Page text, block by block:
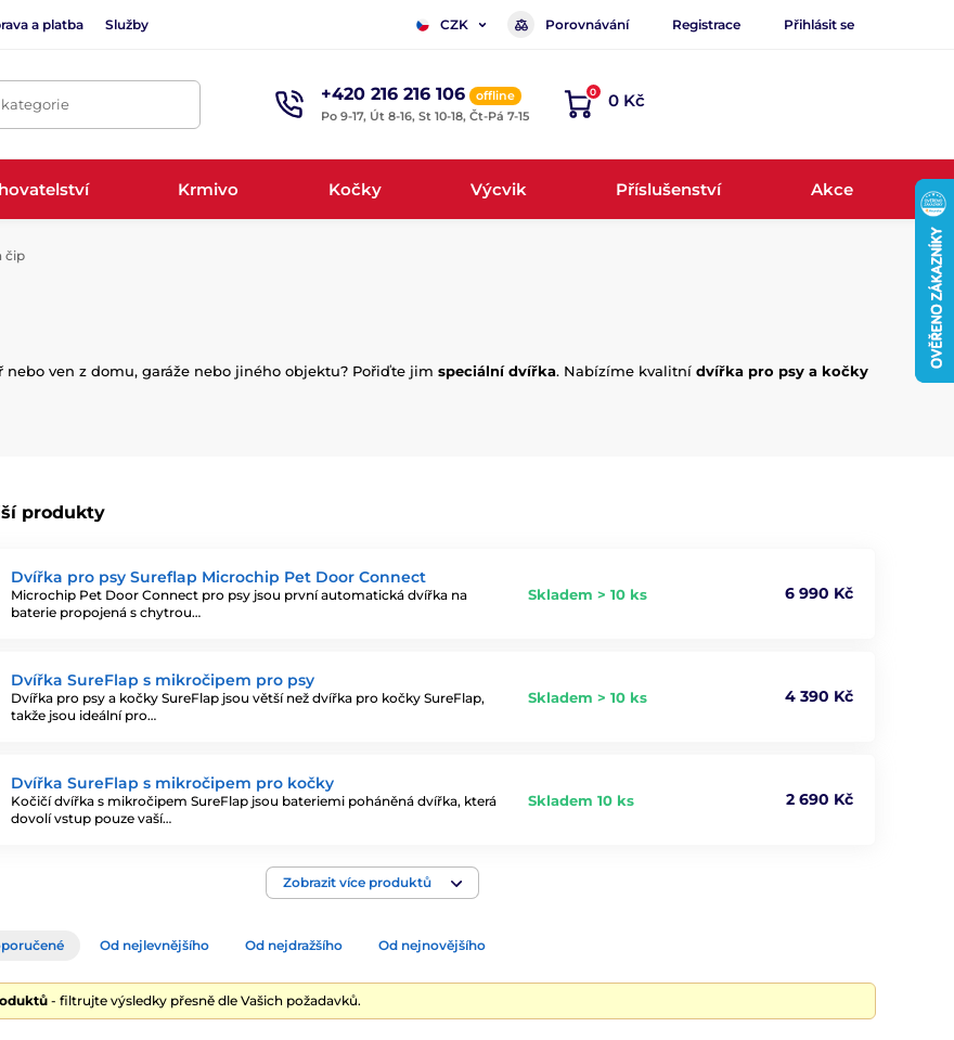
a platba Služby CZK Porovnávání Registrace Přihlásit se
+420 216 216 106
offline
Po 9-17, Út 8-16, St 10-18, Čt-Pá 7-15
0 0 Kč
Krmivo Kočky Výcvik Příslušenství Akce
čip
ven z domu, garáže nebo jiného objektu? Pořiďte jim speciální dvířka. Nabízíme kvalitní dvířka pro psy a kočky
produkty
Dvířka pro psy Sureflap Microchip Pet Door Connect
Microchip Pet Door Connect pro psy jsou první automatická dvířka na
baterie propojená s chytrou…
Skladem > 10 ks 6 990 Kč
Dvířka SureFlap s mikročipem pro psy
Dvířka pro psy a kočky SureFlap jsou větší než dvířka pro kočky SureFlap,
takže jsou ideální pro…
Skladem > 10 ks 4 390 Kč
Dvířka SureFlap s mikročipem pro kočky
Kočičí dvířka s mikročipem SureFlap jsou bateriemi poháněná dvířka, která
dovolí vstup pouze vaší…
Skladem 10 ks 2 690 Kč
Zobrazit více produktů
Od nejlevnějšího Od nejdražšího Od nejnovějšího
- filtrujte výsledky přesně dle Vašich požadavků.